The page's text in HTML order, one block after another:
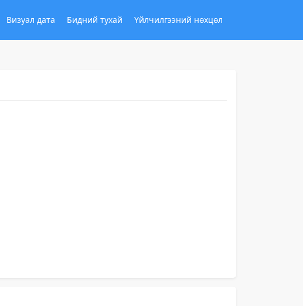
Визуал дата Бидний тухай Үйлчилгээний нөхцөл